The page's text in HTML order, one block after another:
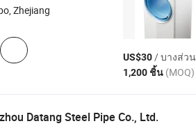
Zhejiang
US$30/ บางส่วน
1,200 ชิ้น (MOQ)
Datang Steel Pipe Co., Ltd.